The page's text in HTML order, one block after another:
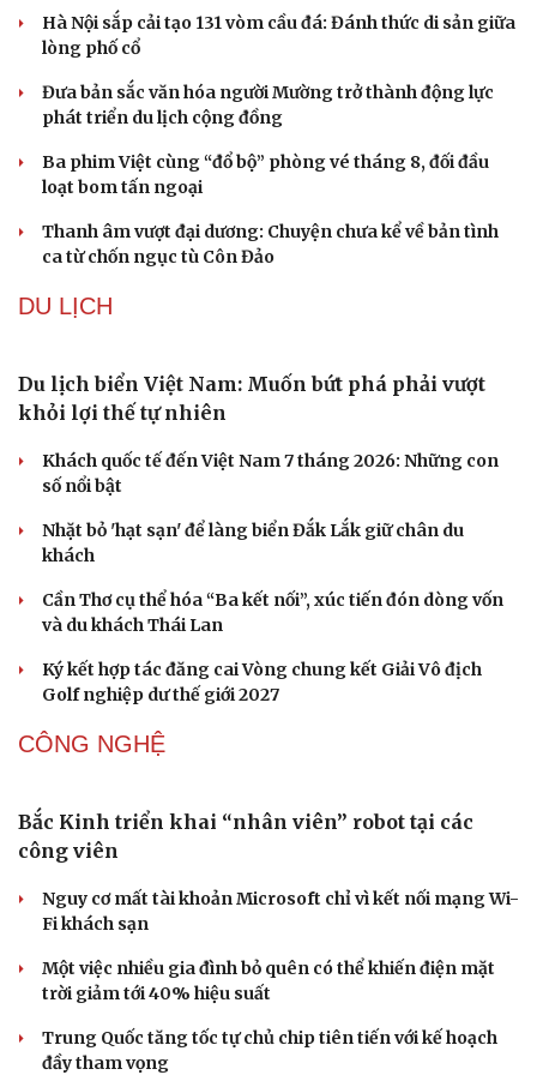
Văn hóa
Sân khấu - Điện ảnh
Văn học
Nghệ sĩ
Mỹ sẽ có học thuyết hạt nhân mới đối phó với
Iran tranh thủ “khoảng ngừng” giao tranh với Mỹ để
củng cố sức mạnh quân sự
Công bố Quyết định thành lập Tiểu đoàn Hỗn hợp Lý
Sơn, tỉnh Quảng Ngãi
Tàu ngầm Nga "mặc áo giáp” để đối phó UAV Ukraine
Thủ đô Moscow của Nga tăng cường phòng thủ trước
nguy cơ UAV tấn công
VĂN HÓA
chỉ xin lỗi là xong
lòng phố cổ
Đưa bản sắc văn hóa người Mường trở thành động lực
phát triển du lịch cộng đồng
Ba phim Việt cùng “đổ bộ” phòng vé tháng 8, đối đầu
loạt bom tấn ngoại
Thanh âm vượt đại dương: Chuyện chưa kể về bản tình
ca từ chốn ngục tù Côn Đảo